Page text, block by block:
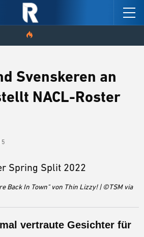
Svenskeren an
NACL-Roster
Back In Town" von Thin Lizzy! | ©TSM via
vertraute Gesichter für